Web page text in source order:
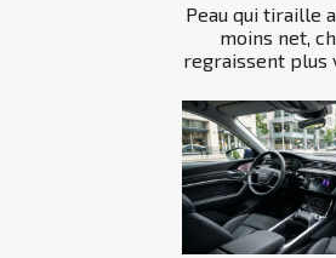
Peau qui tiraille
moins net,
regraissent plus